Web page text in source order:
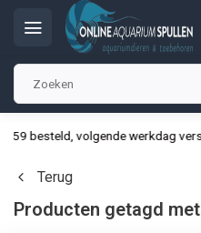
besteld, volgende werkdag
Terug
Producten getagd